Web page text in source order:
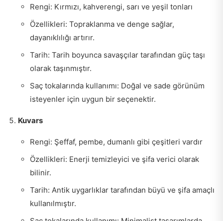
Rengi: Kırmızı, kahverengi, sarı ve yeşil tonları
Özellikleri: Topraklanma ve denge sağlar,
dayanıklılığı artırır.
Tarih: Tarih boyunca savaşçılar tarafından güç taşı
olarak taşınmıştır.
Saç tokalarında kullanımı: Doğal ve sade görünüm
isteyenler için uygun bir seçenektir.
Kuvars
Rengi: Şeffaf, pembe, dumanlı gibi çeşitleri vardır
Özellikleri: Enerji temizleyici ve şifa verici olarak
bilinir.
Tarih: Antik uygarlıklar tarafından büyü ve şifa amaçlı
kullanılmıştır.